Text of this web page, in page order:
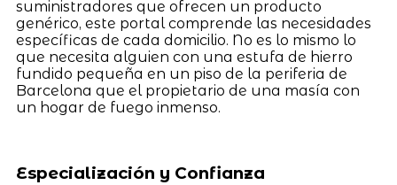
suministradores que ofrecen un producto
genérico, este portal comprende las necesidades
específicas de cada domicilio. No es lo mismo lo
que necesita alguien con una estufa de hierro
fundido pequeña en un piso de la periferia de
Barcelona que el propietario de una masía con
un hogar de fuego inmenso.
Especialización y Confianza